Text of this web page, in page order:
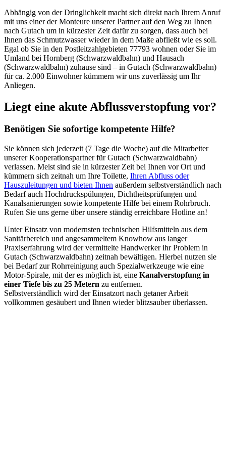
Abhängig von der Dringlichkeit macht sich direkt nach Ihrem Anruf
mit uns einer der Monteure unserer Partner auf den Weg zu Ihnen
nach Gutach um in kürzester Zeit dafür zu sorgen, dass auch bei
Ihnen das Schmutzwasser wieder in dem Maße abfließt wie es soll.
Egal ob Sie in den Postleitzahlgebieten 77793 wohnen oder Sie im
Umland bei Hornberg (Schwarzwaldbahn) und Hausach
(Schwarzwaldbahn) zuhause sind – in Gutach (Schwarzwaldbahn)
für ca. 2.000 Einwohner kümmern wir uns zuverlässig um Ihr
Anliegen.
Liegt eine akute Abflussverstopfung vor?
Benötigen Sie sofortige kompetente Hilfe?
Sie können sich jederzeit (7 Tage die Woche) auf die Mitarbeiter
unserer Kooperationspartner für Gutach (Schwarzwaldbahn)
verlassen. Meist sind sie in kürzester Zeit bei Ihnen vor Ort und
kümmern sich zeitnah um Ihre Toilette, Ihren Abfluss oder
Hauszuleitungen und bieten Ihnen außerdem selbstverständlich nach
Bedarf auch Hochdruckspülungen, Dichtheitsprüfungen und
Kanalsanierungen sowie kompetente Hilfe bei einem Rohrbruch.
Rufen Sie uns gerne über unsere ständig erreichbare Hotline an!
Unter Einsatz von modernsten technischen Hilfsmitteln aus dem
Sanitärbereich und angesammeltem Knowhow aus langer
Praxiserfahrung wird der vermittelte Handwerker ihr Problem in
Gutach (Schwarzwaldbahn) zeitnah bewältigen. Hierbei nutzen sie
bei Bedarf zur Rohrreinigung auch Spezialwerkzeuge wie eine
Motor-Spirale, mit der es möglich ist, eine Kanalverstopfung in
einer Tiefe bis zu 25 Metern zu entfernen.
Selbstverständlich wird der Einsatzort nach getaner Arbeit
vollkommen gesäubert und Ihnen wieder blitzsauber überlassen.